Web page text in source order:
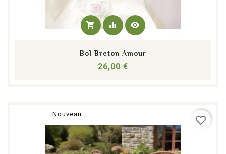
shopping_cart equalizer visibility
Bol Breton Amour
26,00 €
Nouveau
favorite_border